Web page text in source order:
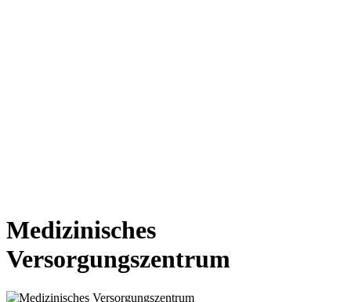
Medizinisches
Versorgungszentrum